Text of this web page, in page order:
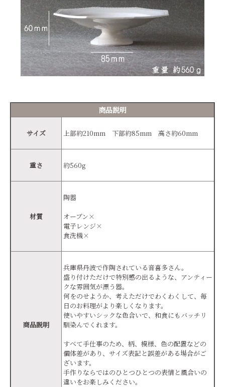
商品説明
サイズ 上部約210mm 下部約85mm 高さ約60mm
重さ 約560g
材質
陶器
オーブン×
電子レンジ×
食洗機×
商品説明
兵庫県丹波で作陶されている音喜多さん。
盛り付けただけで特別感の出るような、アンティー
クな雰囲気が漂う器。
何をのせようか、考えただけでわくわくして、毎
日のお料理がより楽しくなります。
使いやすいシックな色合いで、和食にもバッチリ
馴染んでくれます。
すべて手仕事のため、柄、模様、色の配置などの
個体差があり、サイズ表記と誤差がある場合がご
ざいます。
手作りならではのひとつひとつの表情と風合いの
違いをお楽しみください。